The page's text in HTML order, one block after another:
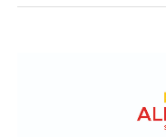
pero jugó lejos del
En medio de un
de Núñez pidió penal